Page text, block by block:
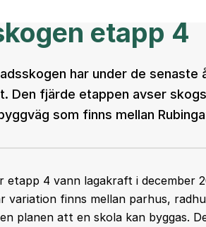
etapp 4
har under de
Den fjärde etappen avser
som finns mellan
etapp 4 vann lagakraft i december
variation finns mellan parhus,
planen att en skola kan byggas.